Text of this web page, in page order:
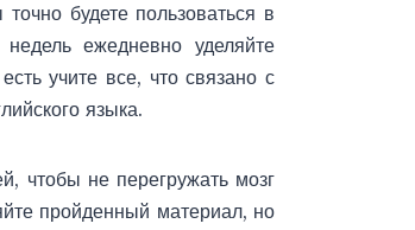
будете пользоваться в
ежедневно уделяйте
учите все, что связано с
языка.
чтобы не перегружать мозг
пройденный материал, но